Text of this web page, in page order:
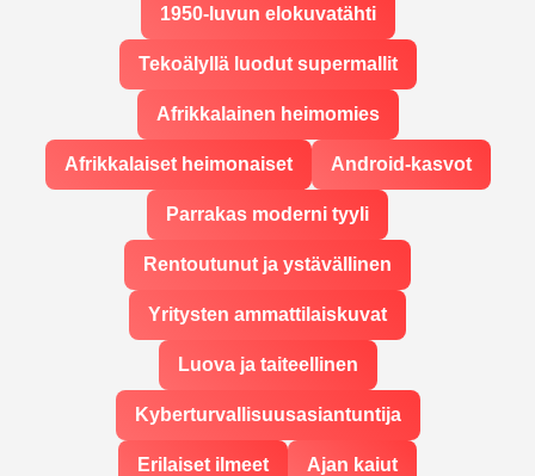
1950-luvun elokuvatähti
Tekoälyllä luodut supermallit
Afrikkalainen heimomies
Afrikkalaiset heimonaiset Android-kasvot
Parrakas moderni tyyli
Rentoutunut ja ystävällinen
Yritysten ammattilaiskuvat
Luova ja taiteellinen
Kyberturvallisuusasiantuntija
Erilaiset ilmeet Ajan kaiut